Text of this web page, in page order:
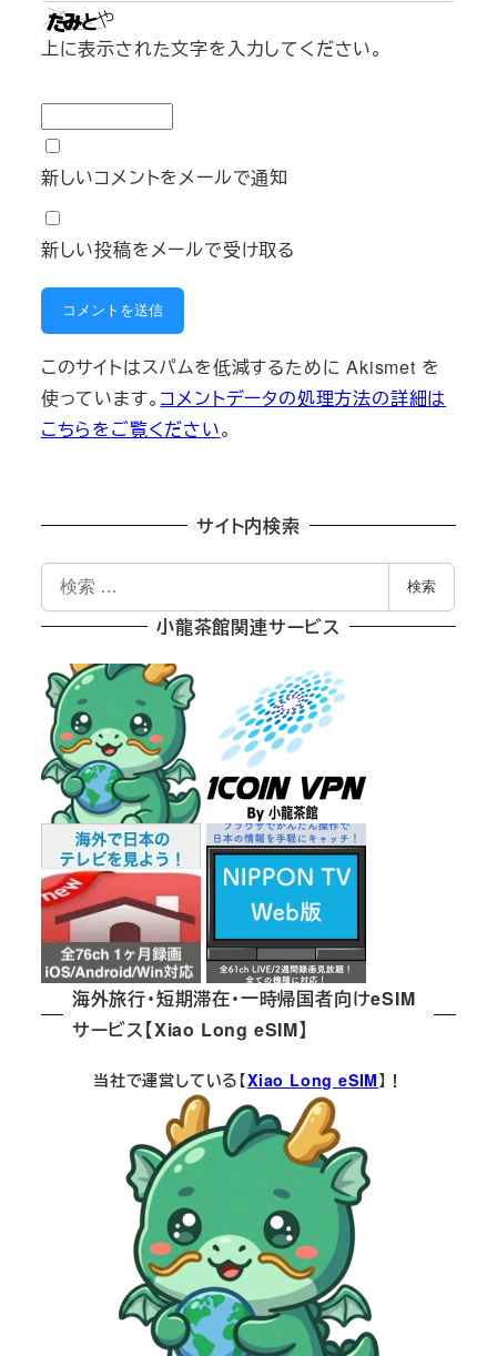
上に表示された文字を入力してください。
新しいコメントをメールで通知
新しい投稿をメールで受け取る
このサイトはスパムを低減するために Akismet を
使っています。 コメントデータの処理方法の詳細は
こちらをご覧ください。
サイト内検索
検
索
検索
小龍茶館関連サービス
海外旅行・短期滞在・一時帰国者向けeSIM
サービス【Xiao Long eSIM】
当社で運営している【Xiao Long eSIM】！